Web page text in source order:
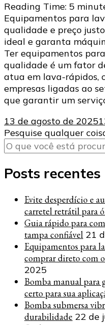
Reading Time: 5
Equipamentos para
qualidade e preço
ideal e garanta
Ter equipamentos
qualidade é um fator
atua em lava-rápidos,
empresas ligadas ao
que garantir um
13 de agosto de 2025
Procurando
algo?
Pesquise qualquer
Posts recentes
Evite desperdício e
carretel retrátil para
Guia rápido para
tampa confiável 21
Equipamentos para
comprar direto com
2025
Bomba manual para
certo para sua
Bomba submersa
durabilidade 22 de